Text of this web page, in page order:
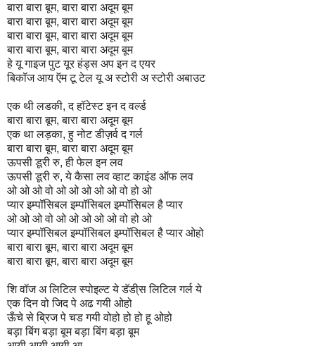
बारा बारा बूम, बारा बारा अदूम बूम
बारा बारा बूम, बारा बारा अदूम बूम
बारा बारा बूम, बारा बारा अदूम बूम
बारा बारा बूम, बारा बारा अदूम बूम
हे यू गाइज पुट यूर हंड्स अप इन द एयर
बिकॉज आय ऍम टू टेल यू अ स्टोरी अ स्टोरी अबाउट
एक थी लडकी, द हॉटेस्ट इन द वर्ल्ड
बारा बारा बूम, बारा बारा अदूम बूम
एक था लड़का, हु नोट डीज़र्व द गर्ल
बारा बारा बूम, बारा बारा अदूम बूम
ऊपसी डूरी रु, ही फेल इन लव
ऊपसी डूरी रु, ये कैसा लव व्हाट काइंड ऑफ लव
ओ ओ ओ वो ओ ओ ओ ओ ओ वो हो ओ
प्यार इम्पॉसिबल इम्पॉसिबल इम्पॉसिबल है प्यार
ओ ओ ओ वो ओ ओ ओ ओ ओ वो हो ओ
प्यार इम्पॉसिबल इम्पॉसिबल इम्पॉसिबल है प्यार ओहो
बारा बारा बूम, बारा बारा अदूम बूम
बारा बारा बूम, बारा बारा अदूम बूम
शि वॉज अ लिटिल स्पोइल्ट ये डॅडी्स लिटिल गर्ल ये
एक दिन वो जिद पे अढ गयी ओहो
ऊँचे से ब्रिज पे चड गयी वोहो हो हो हू ओहो
बड़ा बिंग बड़ा बूम बड़ा बिंग बड़ा बूम